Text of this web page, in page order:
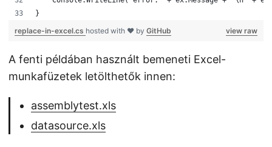
}
view raw
replace-in-excel.cs hosted with ❤ by GitHub
A fenti példában használt bemeneti Excel-
munkafüzetek letölthetők innen:
assemblytest.xls
datasource.xls